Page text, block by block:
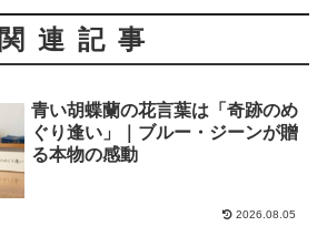
関連記事
青い胡蝶蘭の花言葉は「奇跡のめ
ぐり逢い」｜ブルー・ジーンが贈
る本物の感動
2026.08.05